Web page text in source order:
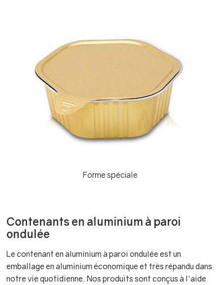
Forme spéciale
Contenants en aluminium à paroi
ondulée
Le contenant en aluminium à paroi ondulée est un
emballage en aluminium économique et très répandu dans
notre vie quotidienne. Nos produits sont conçus à l'aide